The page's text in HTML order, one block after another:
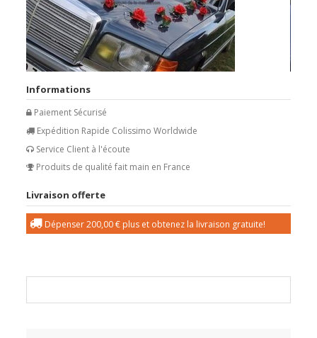
Informations
Paiement Sécurisé
Expédition Rapide Colissimo Worldwide
Service Client à l'écoute
Produits de qualité fait main en France
Livraison offerte
Dépenser200,00 € plus et obtenez la livraison gratuite!